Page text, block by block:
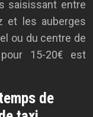
saisissant entre
et les auberges
ou du centre de
15-20€ est
de